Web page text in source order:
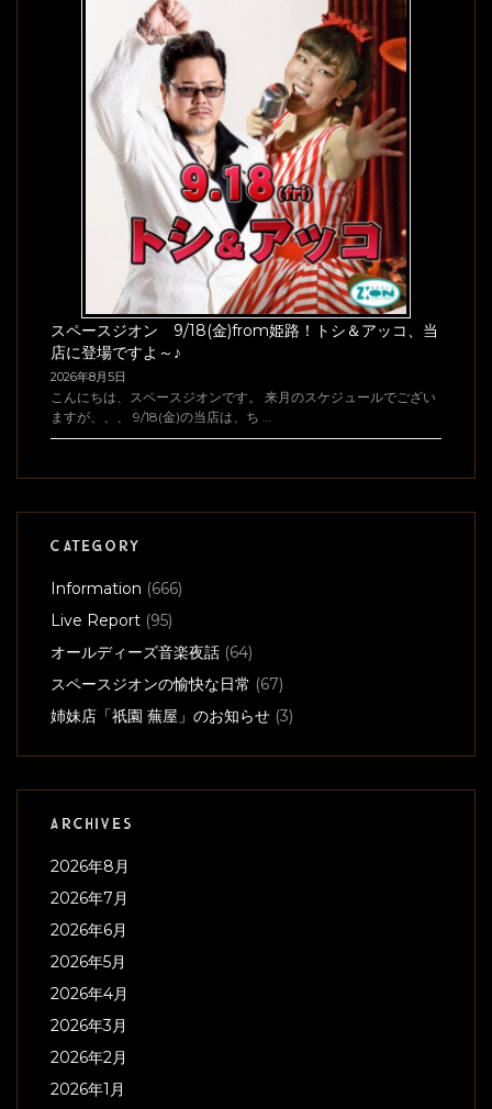
スペースジオン 9/18(金)from姫路！トシ＆アッコ、当
店に登場ですよ～♪
2026年8月5日
こんにちは、スペースジオンです。 来月のスケジュールでござい
ますが、、、 9/18(金)の当店は、ち …
CATEGORY
Information (666)
Live Report (95)
オールディーズ音楽夜話 (64)
スペースジオンの愉快な日常 (67)
姉妹店「祇園 蕪屋」のお知らせ (3)
ARCHIVES
2026年8月
2026年7月
2026年6月
2026年5月
2026年4月
2026年3月
2026年2月
2026年1月